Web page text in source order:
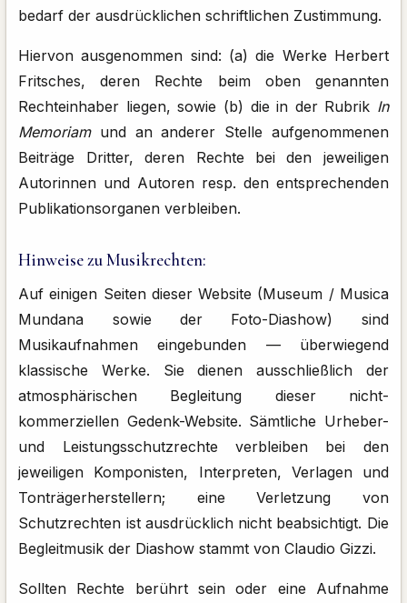
bedarf der ausdrücklichen schriftlichen Zustimmung.
Hiervon ausgenommen sind: (a) die Werke Herbert
Fritsches, deren Rechte beim oben genannten
Rechteinhaber liegen, sowie (b) die in der Rubrik In
Memoriamund an anderer Stelle aufgenommenen
Beiträge Dritter, deren Rechte bei den jeweiligen
Autorinnen und Autoren resp. den entsprechenden
Publikationsorganen verbleiben.
Hinweise zu Musikrechten:
Auf einigen Seiten dieser Website (Museum / Musica
Mundana sowie der Foto-Diashow) sind
Musikaufnahmen eingebunden — überwiegend
klassische Werke. Sie dienen ausschließlich der
atmosphärischen Begleitung dieser nicht-
kommerziellen Gedenk-Website. Sämtliche Urheber-
und Leistungsschutzrechte verbleiben bei den
jeweiligen Komponisten, Interpreten, Verlagen und
Tonträgerherstellern; eine Verletzung von
Schutzrechten ist ausdrücklich nicht beabsichtigt. Die
Begleitmusik der Diashow stammt von Claudio Gizzi.
Sollten Rechte berührt sein oder eine Aufnahme